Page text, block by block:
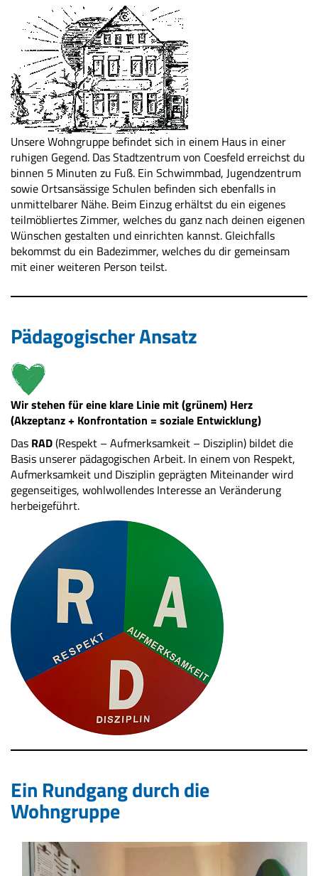
Unsere Wohngruppe befindet sich in einem Haus in einer
ruhigen Gegend. Das Stadtzentrum von Coesfeld erreichst du
binnen 5 Minuten zu Fuß. Ein Schwimmbad, Jugendzentrum
sowie Ortsansässige Schulen befinden sich ebenfalls in
unmittelbarer Nähe. Beim Einzug erhältst du ein eigenes
teilmöbliertes Zimmer, welches du ganz nach deinen eigenen
Wünschen gestalten und einrichten kannst. Gleichfalls
bekommst du ein Badezimmer, welches du dir gemeinsam
mit einer weiteren Person teilst.
Pädagogischer Ansatz
Wir stehen für eine klare Linie mit (grünem) Herz
(Akzeptanz + Konfrontation = soziale Entwicklung)
Das RAD(Respekt – Aufmerksamkeit – Disziplin) bildet die
Basis unserer pädagogischen Arbeit. In einem von Respekt,
Aufmerksamkeit und Disziplin geprägten Miteinander wird
gegenseitiges, wohlwollendes Interesse an Veränderung
herbeigeführt.
Ein Rundgang durch die
Wohngruppe